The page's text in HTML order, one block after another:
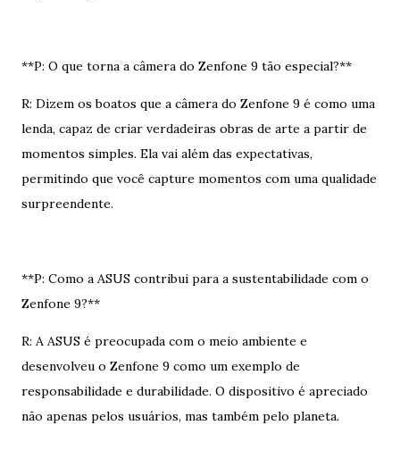
**P: O que torna a câmera do Zenfone 9 tão especial?**
R: Dizem os boatos que a câmera do Zenfone 9 é como uma
lenda, capaz de criar verdadeiras obras de arte a partir de
momentos simples. Ela vai além das expectativas,
permitindo que você capture momentos com uma qualidade
surpreendente.
**P: Como a ASUS contribui para a sustentabilidade com o
Zenfone 9?**
R: A ASUS é preocupada com o meio ambiente e
desenvolveu o Zenfone 9 como um exemplo de
responsabilidade e durabilidade. O dispositivo é apreciado
não apenas pelos usuários, mas também pelo planeta.